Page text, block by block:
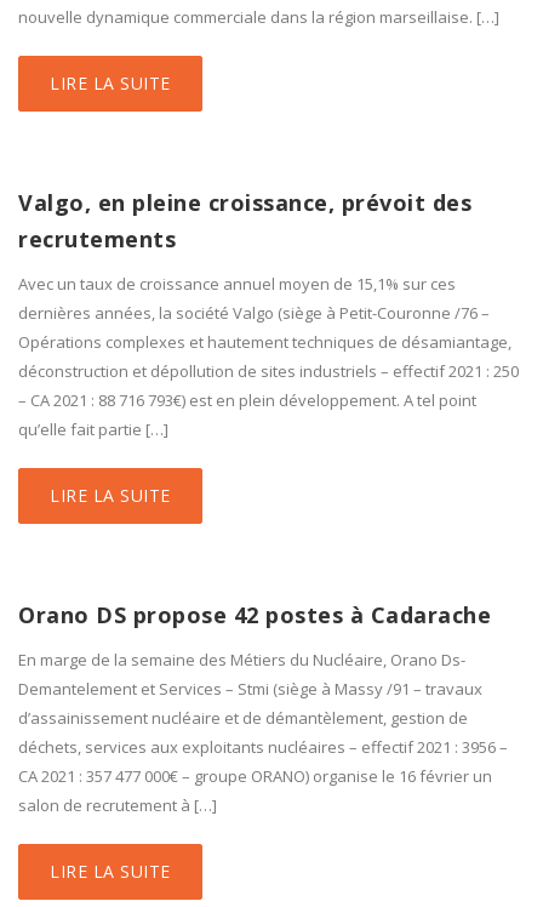
nouvelle dynamique commerciale dans la région marseillaise. […]
LIRE LA SUITE
Valgo, en pleine croissance, prévoit des
recrutements
Avec un taux de croissance annuel moyen de 15,1% sur ces
dernières années, la société Valgo (siège à Petit-Couronne /76 –
Opérations complexes et hautement techniques de désamiantage,
déconstruction et dépollution de sites industriels – effectif 2021 : 250
– CA 2021 : 88 716 793€) est en plein développement. A tel point
qu’elle fait partie […]
LIRE LA SUITE
Orano DS propose 42 postes à Cadarache
En marge de la semaine des Métiers du Nucléaire, Orano Ds-
Demantelement et Services – Stmi (siège à Massy /91 – travaux
d’assainissement nucléaire et de démantèlement, gestion de
déchets, services aux exploitants nucléaires – effectif 2021 : 3956 –
CA 2021 : 357 477 000€ – groupe ORANO) organise le 16 février un
salon de recrutement à […]
LIRE LA SUITE